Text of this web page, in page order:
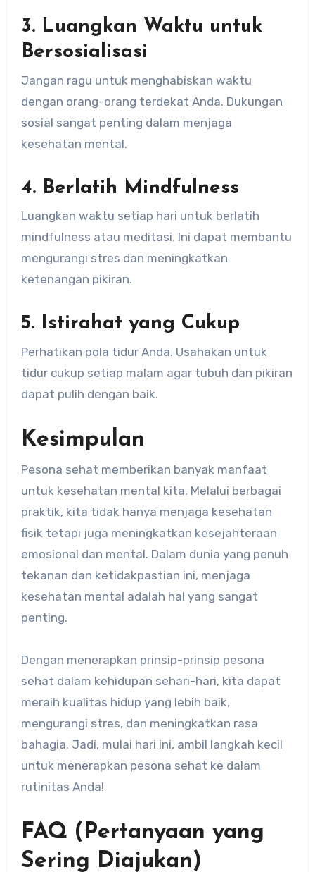
3. Luangkan Waktu untuk
Bersosialisasi
Jangan ragu untuk menghabiskan waktu
dengan orang-orang terdekat Anda. Dukungan
sosial sangat penting dalam menjaga
kesehatan mental.
4. Berlatih Mindfulness
Luangkan waktu setiap hari untuk berlatih
mindfulness atau meditasi. Ini dapat membantu
mengurangi stres dan meningkatkan
ketenangan pikiran.
5. Istirahat yang Cukup
Perhatikan pola tidur Anda. Usahakan untuk
tidur cukup setiap malam agar tubuh dan pikiran
dapat pulih dengan baik.
Kesimpulan
Pesona sehat memberikan banyak manfaat
untuk kesehatan mental kita. Melalui berbagai
praktik, kita tidak hanya menjaga kesehatan
fisik tetapi juga meningkatkan kesejahteraan
emosional dan mental. Dalam dunia yang penuh
tekanan dan ketidakpastian ini, menjaga
kesehatan mental adalah hal yang sangat
penting.
Dengan menerapkan prinsip-prinsip pesona
sehat dalam kehidupan sehari-hari, kita dapat
meraih kualitas hidup yang lebih baik,
mengurangi stres, dan meningkatkan rasa
bahagia. Jadi, mulai hari ini, ambil langkah kecil
untuk menerapkan pesona sehat ke dalam
rutinitas Anda!
FAQ (Pertanyaan yang
Sering Diajukan)